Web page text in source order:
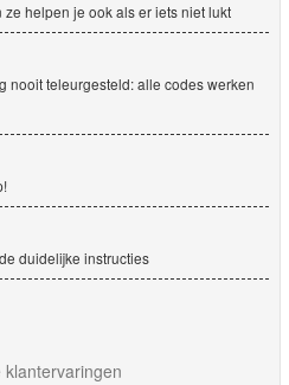
helpen je ook als er iets niet lukt
nooit teleurgesteld: alle codes werken
duidelijke instructies
klantervaringen